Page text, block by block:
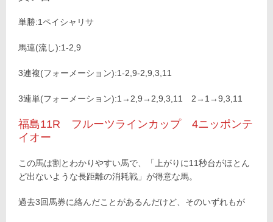
単勝:1ペイシャリサ
馬連(流し):1-2,9
3連複(フォーメーション):1-2,9-2,9,3,11
3連単(フォーメーション):1→2,9→2,9,3,11 2→1→9,3,11
福島11R フルーツラインカップ 4ニッポンテ
イオー
この馬は割とわかりやすい馬で、「上がりに11秒台がほとん
ど出ないような長距離の消耗戦」が得意な馬。
過去3回馬券に絡んだことがあるんだけど、そのいずれもが